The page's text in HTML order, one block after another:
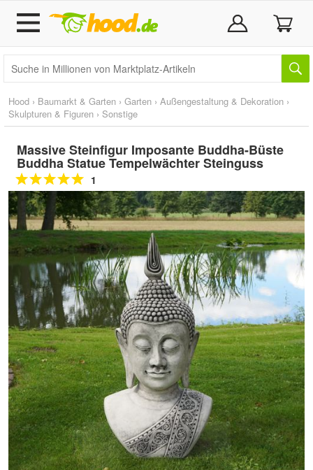
Hood › Baumarkt & Garten › Garten › Außengestaltung & Dekoration ›
Skulpturen & Figuren › Sonstige
Massive Steinfigur Imposante Buddha-Büste
Buddha Statue Tempelwächter Steinguss
1
Doppelt antippen zum
vergrößern